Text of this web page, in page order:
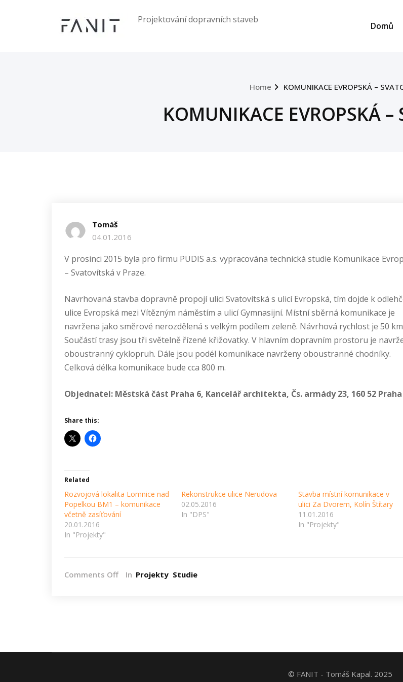
Projektování dopravních staveb
Domů
Home KOMUNIKACE EVROPSKÁ –
KOMUNIKACE EVROPSKÁ –
Tomáš
04.01.2016
V prosinci 2015 byla pro firmu PUDIS a.s. vypracována technická studie Komunikace
– Svatovítská v Praze.
Navrhovaná stavba dopravně propojí ulici Svatovítská s ulicí Evropská, tím dojde k
ulice Evropská mezi Vítězným náměstím a ulicí Gymnasijní. Místní sběrná komunikace je
navržena jako směrové nerozdělená s velkým podílem zeleně. Návrhová rychlost je 50
Součástí trasy jsou tři světelně řízené křižovatky. V hlavním dopravním prostoru je
oboustranný cyklopruh. Dále jsou podél komunikace navrženy oboustranné chodníky.
Celková délka komunikace bude cca 800 m.
Objednatel: Městská část Praha 6, Kancelář architekta, Čs. armády 23, 160 52
Share this:
Related
Rozvojová lokalita Lomnice nad
Popelkou BM1 – komunikace
včetně zasíťování
20.01.2016
In "Projekty"
Rekonstrukce ulice Nerudova
02.05.2016
In "DPS"
Stavba místní komunikace v
ulici Za Dvorem, Kolín Štítary
11.01.2016
In "Projekty"
Comments OffonIn Projekty Studie
© FANIT - Tomáš Kapal. 2025